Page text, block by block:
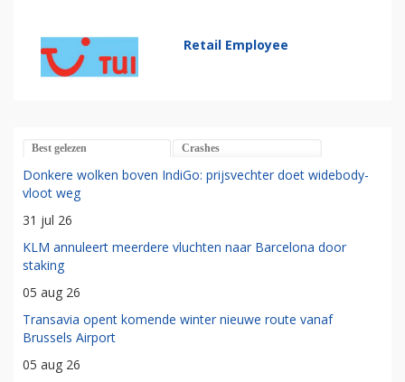
Retail Employee
Best gelezen Crashes
Donkere wolken boven IndiGo: prijsvechter doet widebody-
vloot weg
31 jul 26
KLM annuleert meerdere vluchten naar Barcelona door
staking
05 aug 26
Transavia opent komende winter nieuwe route vanaf
Brussels Airport
05 aug 26